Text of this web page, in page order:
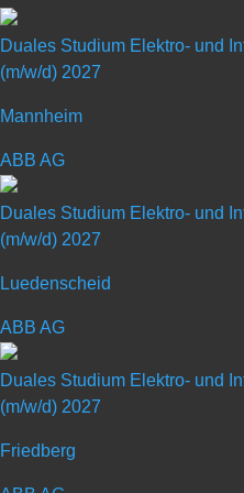
Duales Studium Elektro- und
(m/w/d) 2027
Mannheim
ABB AG
Duales Studium Elektro- und
(m/w/d) 2027
Luedenscheid
ABB AG
Duales Studium Elektro- und
(m/w/d) 2027
Friedberg
haus­eigenen Gießerei beliefert.
Sphäro­guss bis hin zu
aus einer Hand.
Duales Studium
Informatik (m/w/
Art: Duales
Mathematik /